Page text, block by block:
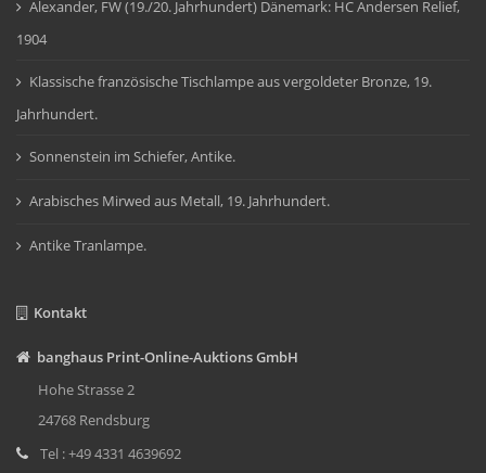
Alexander, FW (19./20. Jahrhundert) Dänemark: HC Andersen Relief,
1904
Klassische französische Tischlampe aus vergoldeter Bronze, 19.
Jahrhundert.
Sonnenstein im Schiefer, Antike.
Arabisches Mirwed aus Metall, 19. Jahrhundert.
Antike Tranlampe.
Kontakt
banghaus Print-Online-Auktions GmbH
Hohe Strasse 2
24768 Rendsburg
Tel : +49 4331 4639692